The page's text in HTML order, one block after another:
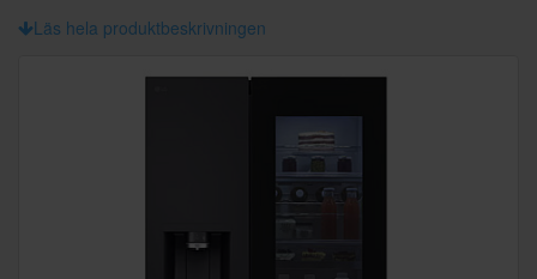
Läs hela produktbeskrivningen